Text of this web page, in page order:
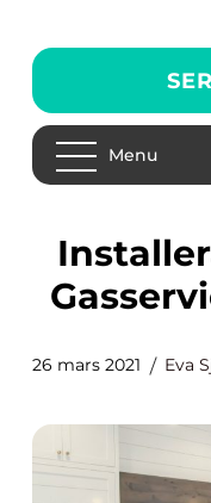
Menu
Installera gasspis med
26 mars 2021 Eva